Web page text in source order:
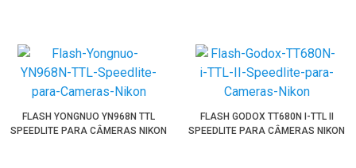
FLASH YONGNUO YN968N TTL
SPEEDLITE PARA CÂMERAS NIKON
FLASH GODOX TT680N I-TTL II
SPEEDLITE PARA CÂMERAS NIKON